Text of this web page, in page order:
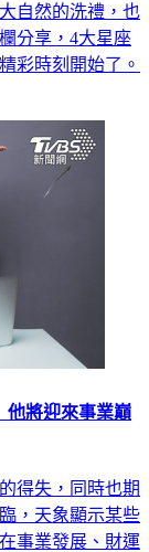
自然的洗禮，也
分享，4大星座
彩時刻開始了。
將迎來事業巔
得失，同時也期
，天象顯示某些
事業發展、財運